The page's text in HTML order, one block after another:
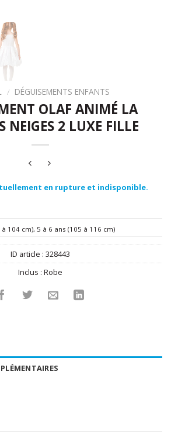
/ DÉGUISEMENTS ENFANTS
OLAF ANIMÉ LA
NEIGES 2 LUXE FILLE
en rupture et indisponible.
à 104 cm), 5 à 6 ans (105 à 116 cm)
ID article : 328443
Inclus : Robe